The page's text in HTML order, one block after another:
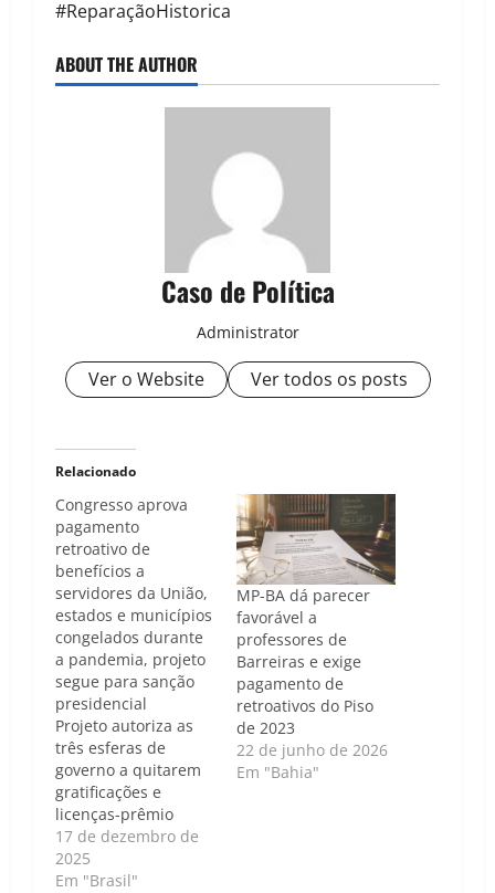
#ReparaçãoHistorica
ABOUT THE AUTHOR
Caso de Política
Administrator
Ver o Website Ver todos os posts
Relacionado
Congresso aprova
pagamento
retroativo de
benefícios a
servidores da União,
estados e municípios
congelados durante
a pandemia, projeto
segue para sanção
presidencial
Projeto autoriza as
três esferas de
governo a quitarem
gratificações e
licenças-prêmio
suspensas na
vigência da covid-19;
texto segue para
17 de dezembro de
2025
Em "Brasil"
MP-BA dá parecer
favorável a
professores de
Barreiras e exige
pagamento de
retroativos do Piso
de 2023
22 de junho de 2026
Em "Bahia"